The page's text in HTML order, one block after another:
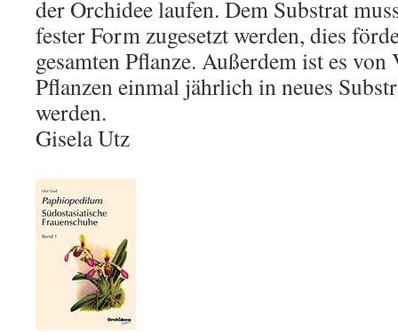
der Orchidee laufen. Dem Substrat
fester Form zugesetzt werden, dies
gesamten Pflanze. Außerdem ist es
Pflanzen einmal jährlich in neues
werden.
Gisela Utz